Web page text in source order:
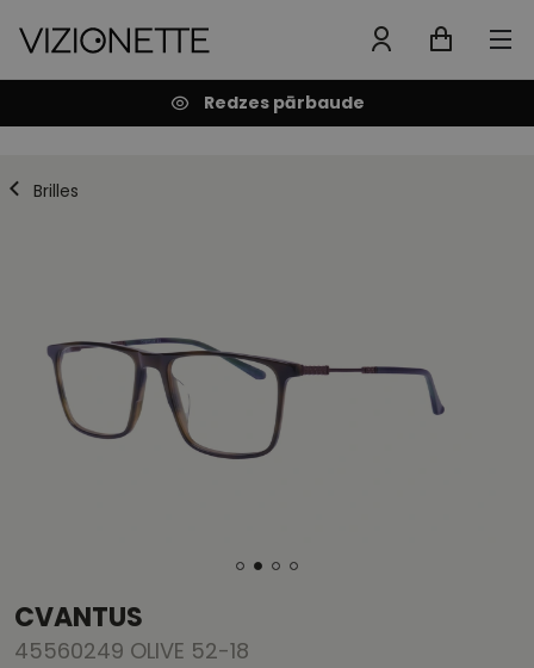
Redzes pārbaude
Brilles
CVANTUS
45560249 OLIVE 52-18